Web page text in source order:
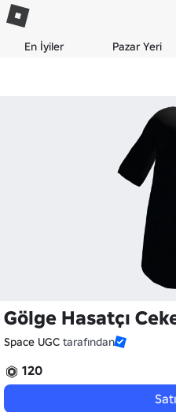
En İyiler Pazar Yeri
Gölge Hasatçı
Space UGC tarafından
120